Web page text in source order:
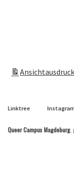
Ansicht
Linktree
Queer Campus Magdeburg,